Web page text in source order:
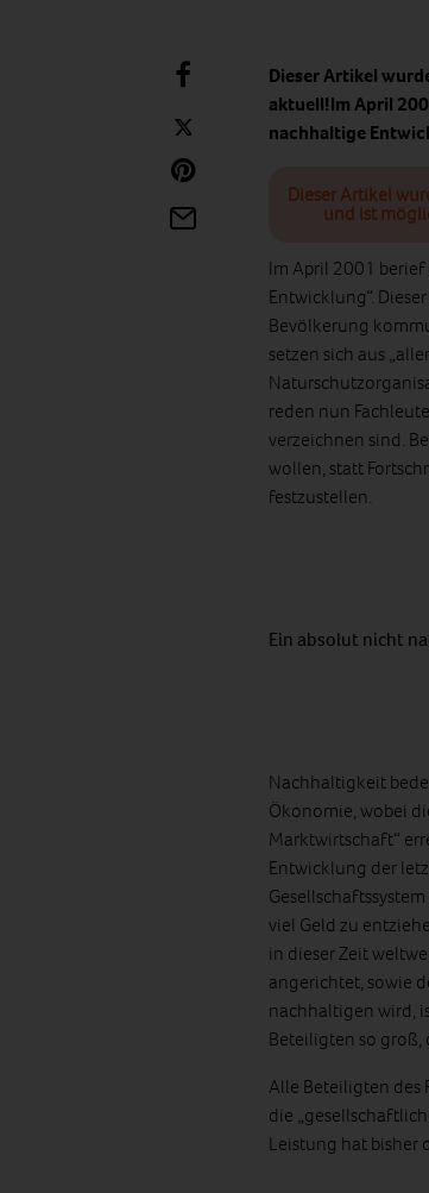
Dieser Artikel
aktuell!Im April
nachhaltige
Dieser Artikel
und ist
Im April 2001 berief
Entwicklung“.
Bevölkerung
setzen sich aus
reden nun
verzeichnen sind.
wollen, statt
festzustellen.
Ein absolut nicht
Nachhaltigkeit
Ökonomie, wobei
Marktwirtschaft“
Entwicklung der
viel Geld zu
in dieser Zeit
angerichtet, sowie
nachhaltigen wird,
Beteiligten so groß,
Alle Beteiligten des
die
Leistung hat bisher